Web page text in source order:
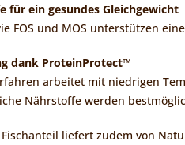
für ein gesundes Gleichgewicht
FOS und MOS unterstützen
dank ProteinProtect™
arbeitet mit niedrigen
Nährstoffe werden
liefert zudem von